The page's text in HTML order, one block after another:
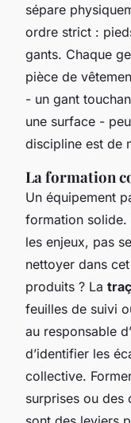
sépare
ordre strict :
gants. Chaque
pièce de
- un gant
une surface -
discipline est de
La formation
Un équipement
formation solide.
les enjeux, pas
nettoyer dans
produits ? La
feuilles de suivi
au responsable
d’identifier les
collective.
surprises ou des